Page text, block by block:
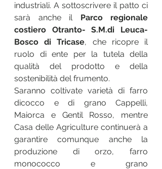
industriali. A sottoscrivere il patto ci
sarà anche il Parco regionale
costiero Otranto- S.M.di Leuca-
Bosco di Tricase, che ricopre il
ruolo di ente per la tutela della
qualità del prodotto e della
sostenibilità del frumento.
Saranno coltivate varietà di farro
dicocco e di grano Cappelli,
Maiorca e Gentil Rosso, mentre
Casa delle Agriculture continuerà a
garantire comunque anche la
produzione di orzo, farro
monococco e grano